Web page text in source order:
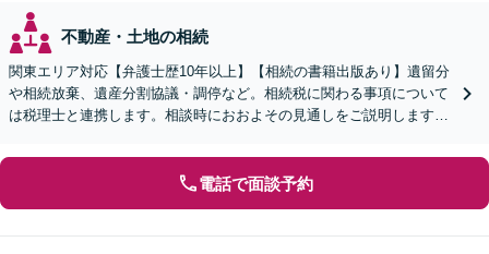
不動産・土地の相続
関東エリア対応【弁護士歴10年以上】【相続の書籍出版あり】遺留分
や相続放棄、遺産分割協議・調停など。相続税に関わる事項について
は税理士と連携します。相談時におおよその見通しをご説明します
電話で面談予約